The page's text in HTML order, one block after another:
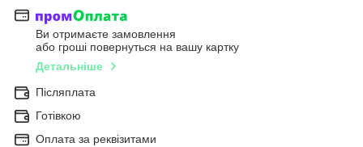
Ви отримаєте замовлення
або гроші повернуться на вашу картку
Детальніше
Післяплата
Готівкою
Оплата за реквізитами